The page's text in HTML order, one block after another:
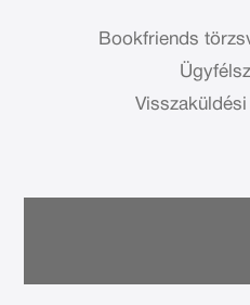
Bookfriends